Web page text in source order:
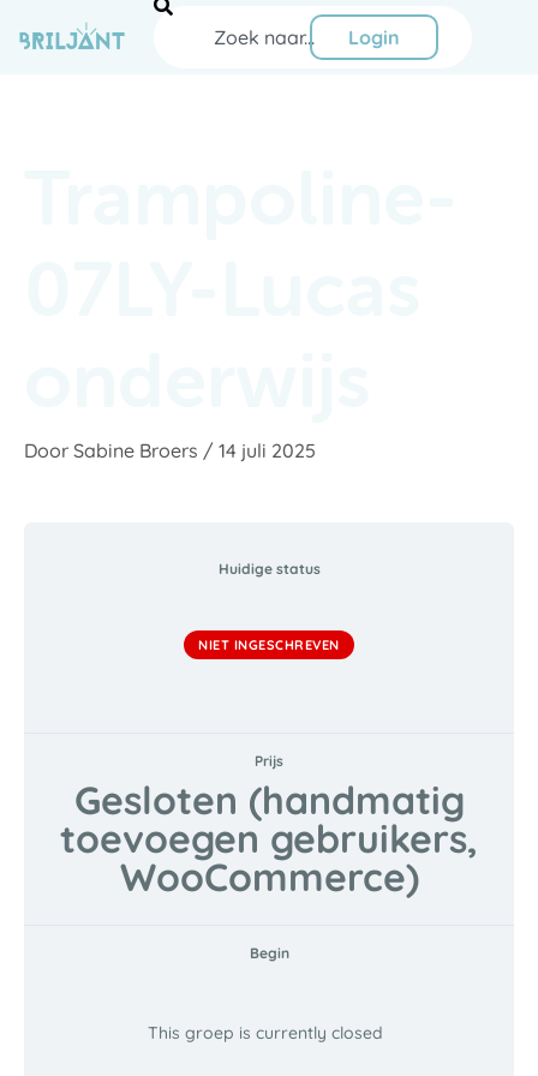
naar
Zoeken
Login
Door Sabine Broers / 14 juli 2025
Huidige status
NIET INGESCHREVEN
Prijs
Gesloten (handmatig
toevoegen gebruikers,
WooCommerce)
Begin
This groep is currently closed